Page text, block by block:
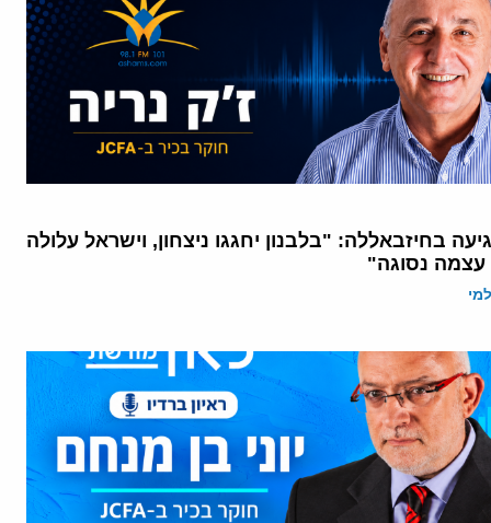
בחיזבאללה: "בלבנון יחגגו ניצחון, וישראל עלולה
נסוגה"